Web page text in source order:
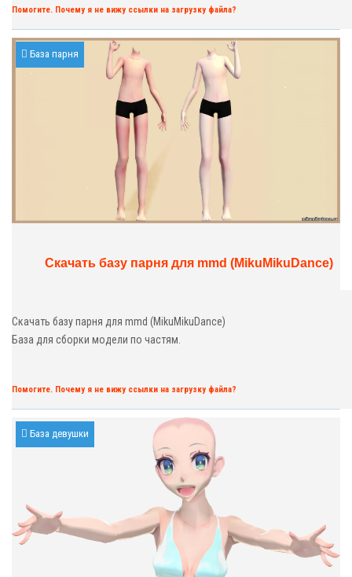
Помогите. Почему я не вижу ссылки на загрузку файла?
База парня
Скачать базу парня для mmd (MikuMikuDance)
Скачать базу парня для mmd (MikuMikuDance)
База для сборки модели по частям.
Помогите. Почему я не вижу ссылки на загрузку файла?
База девушки